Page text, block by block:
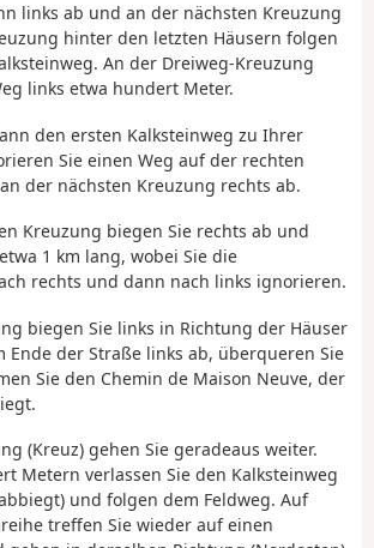
links ab und an der nächsten Kreuzung
hinter den letzten Häusern folgen
An der Dreiweg-Kreuzung
links etwa hundert Meter.
den ersten Kalksteinweg zu Ihrer
Sie einen Weg auf der rechten
der nächsten Kreuzung rechts ab.
Kreuzung biegen Sie rechts ab und
1 km lang, wobei Sie die
rechts und dann nach links ignorieren.
biegen Sie links in Richtung der Häuser
Ende der Straße links ab, überqueren Sie
Sie den Chemin de Maison Neuve, der
(Kreuz) gehen Sie geradeaus weiter.
Metern verlassen Sie den Kalksteinweg
und folgen dem Feldweg. Auf
treffen Sie wieder auf einen